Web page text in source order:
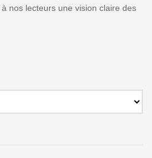
nos lecteurs une vision claire des